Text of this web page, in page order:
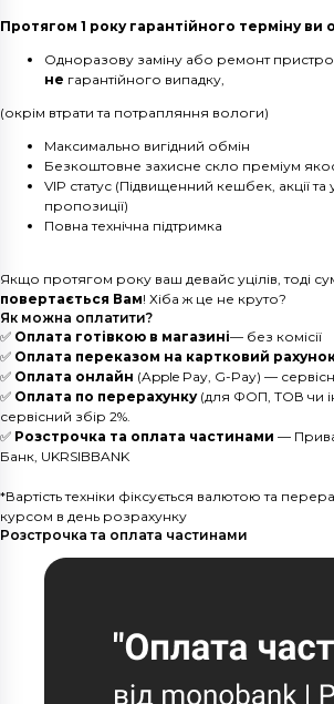
Протягом 1 року гарантійного терміну ви
Одноразову заміну або ремонт
не гарантійного випадку,
(окрім втрати та потрапляння вологи)
Максимально вигідний обмін
Безкоштовне захисне скло преміум
VIP статус (Підвищенний кешбек, акції та
пропозиції)
Повна технічна підтримка
Якщо протягом року ваш девайс уцілів, тоді
повертається Вам! Хіба ж це не круто?
Як можна оплатити?
✅ Оплата готівкою в магазині— без комісії
✅ Оплата переказом на картковий
✅ Оплата онлайн (Apple Pay, G-Pay) —
✅ Оплата по перерахунку (для ФОП, ТОВ чи
сервісний збір 2%.
✅ Розстрочка та оплата частинами —
Банк, UKRSIBBANK
*Вартість техніки фіксується валютою та
курсом в день розрахунку
Розстрочка та оплата частинами